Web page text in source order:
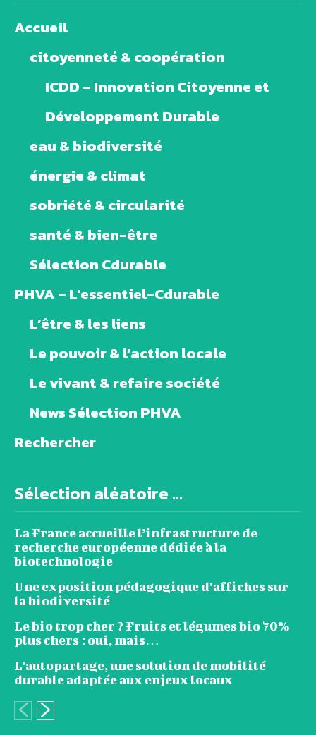
Accueil
citoyenneté & coopération
ICDD – Innovation Citoyenne et
Développement Durable
eau & biodiversité
énergie & climat
sobriété & circularité
santé & bien-être
Sélection Cdurable
PHVA – L’essentiel-Cdurable
L’être & les liens
Le pouvoir & l’action locale
Le vivant & refaire société
News Sélection PHVA
Rechercher
Sélection aléatoire ...
La France accueille l’infrastructure de
recherche européenne dédiée à la
biotechnologie
Une exposition pédagogique d’affiches sur
la biodiversité
Le bio trop cher ? Fruits et légumes bio 70%
plus chers : oui, mais…
L’autopartage, une solution de mobilité
durable adaptée aux enjeux locaux